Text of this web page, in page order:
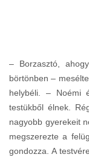
– Borzasztó,
börtönben –
helybéli. – Noémi
testükből élnek.
nagyobb gyerekeit
megszerezte a
gondozza. A